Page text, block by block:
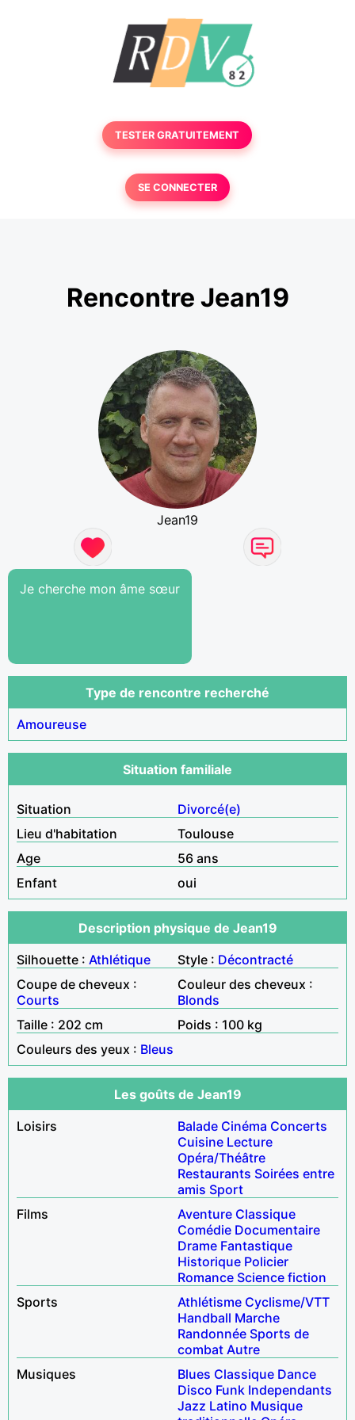
TESTER GRATUITEMENT
SE CONNECTER
Rencontre Jean19
Jean19
Je cherche mon âme sœur
Type de rencontre recherché
Amoureuse
Situation familiale
Situation
Divorcé(e)
Lieu d'habitation
Toulouse
Age
56 ans
Enfant
oui
Description physique de Jean19
Silhouette : Athlétique Style : Décontracté
Coupe de cheveux :
Courts
Couleur des cheveux :
Blonds
Taille : 202 cm
Poids : 100 kg
Couleurs des yeux : Bleus
Les goûts de Jean19
Loisirs
Balade Cinéma Concerts
Cuisine Lecture
Opéra/Théâtre
Restaurants Soirées entre
amis Sport
Films
Aventure Classique
Comédie Documentaire
Drame Fantastique
Historique Policier
Romance Science fiction
Sports
Athlétisme Cyclisme/VTT
Handball Marche
Randonnée Sports de
combat Autre
Musiques
Blues Classique Dance
Disco Funk Independants
Jazz Latino Musique